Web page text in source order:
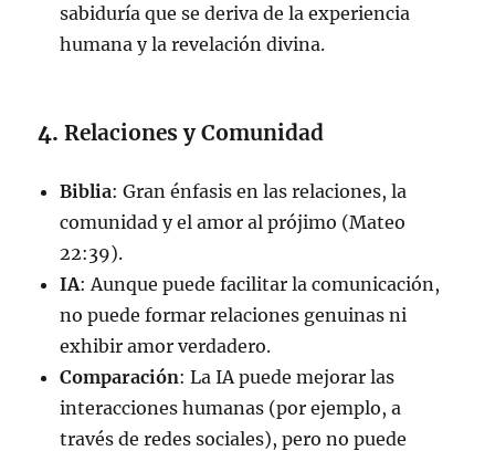
sabiduría que se deriva de la experiencia
humana y la revelación divina.
4.Relaciones y Comunidad
Biblia: Gran énfasis en las relaciones, la
comunidad y el amor al prójimo (Mateo
22:39).
IA: Aunque puede facilitar la comunicación,
no puede formar relaciones genuinas ni
exhibir amor verdadero.
Comparación: La IA puede mejorar las
interacciones humanas (por ejemplo, a
través de redes sociales), pero no puede